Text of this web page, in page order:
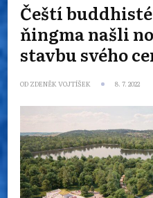
Čeští
ňingma našli
stavbu svého
OD ZDENĚK VOJTÍŠEK 8. 7. 2022